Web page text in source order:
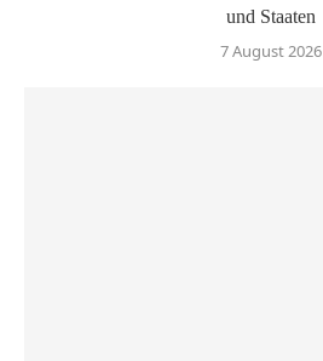
und Staaten
7 August 2026